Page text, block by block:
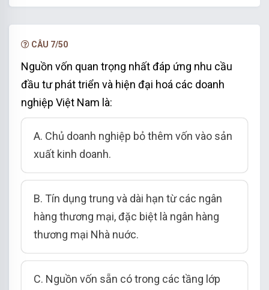
CÂU 7/50
Nguồn vốn quan trọng nhất đáp ứng nhu cầu
đầu tư phát triển và hiện đại hoá các doanh
nghiệp Việt Nam là:
A. Chủ doanh nghiệp bỏ thêm vốn vào sản
xuất kinh doanh.
B. Tín dụng trung và dài hạn từ các ngân
hàng thương mại, đặc biệt là ngân hàng
thương mại Nhà nuớc.
C. Nguồn vốn sẵn có trong các tầng lớp